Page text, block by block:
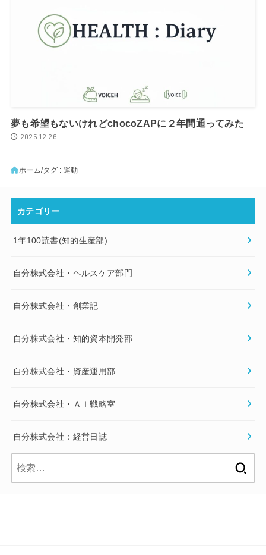
夢も希望もないけれどchocoZAPに２年間通ってみた
2025.12.26
ホーム タグ : 運動
カテゴリー
1年100読書(知的生産部)
自分株式会社・ヘルスケア部門
自分株式会社・創業記
自分株式会社・知的資本開発部
自分株式会社・資産運用部
自分株式会社・ＡＩ戦略室
自分株式会社：経営日誌